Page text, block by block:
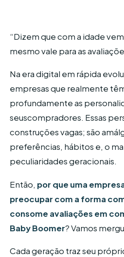
“Dizem que com a idade
mesmo vale para as
Na era digital em rápida
empresas que realmente
profundamente as
seuscompradores. Essas
construções vagas; são
preferências, hábitos e, o
peculiaridades geracionais.
Então, por que uma
preocupar com a forma
consome avaliações em
Baby Boomer? Vamos
Cada geração traz seu